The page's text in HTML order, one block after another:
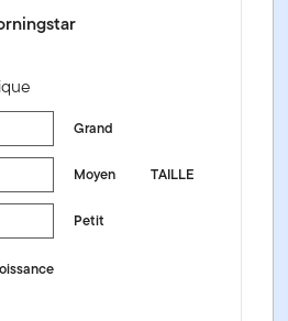
stylebox-title-sr-equity]
Grand
TAILLE
Moyen
Petit